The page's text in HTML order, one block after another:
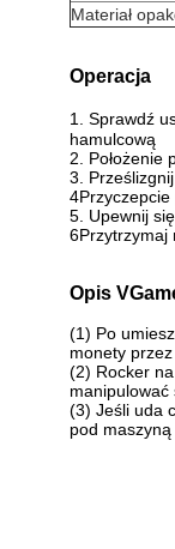
Materiał
Operacja
1. Sprawdź
hamulcową
2. Położenie
3.
4Przyczepcie
5. Upewnij
6Przytrzymaj
Opis
(1) Po
monety
(2) Rocker
manipulować
(3) Jeśli uda
pod maszyną